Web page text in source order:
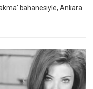
bahanesiyle, Ankara